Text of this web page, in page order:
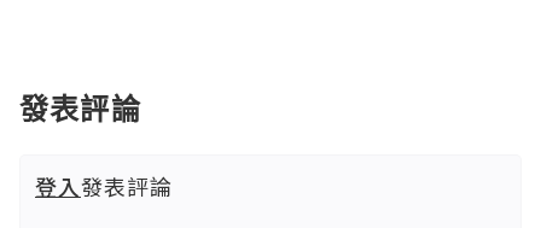
發表評論
登入發表評論